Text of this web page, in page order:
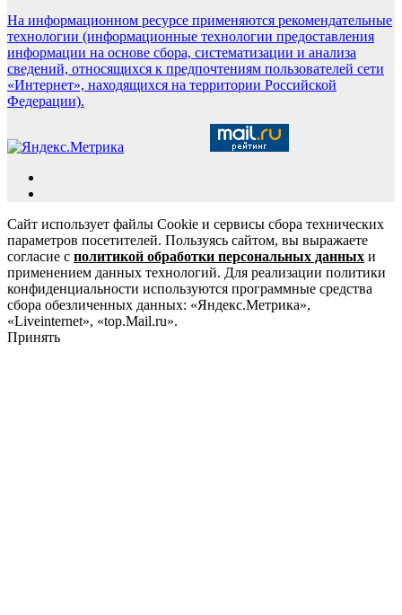
На информационном ресурсе применяются рекомендательные
технологии (информационные технологии предоставления
информации на основе сбора, систематизации и анализа
сведений, относящихся к предпочтениям пользователей сети
«Интернет», находящихся на территории Российской
Федерации).
Сайт использует файлы Cookie и сервисы сбора технических
параметров посетителей. Пользуясь сайтом, вы выражаете
согласие с политикой обработки персональных данных и
применением данных технологий. Для реализации политики
конфиденциальности используются программные средства
сбора обезличенных данных: «Яндекс.Метрика»,
«Liveinternet», «top.Mail.ru».
Принять